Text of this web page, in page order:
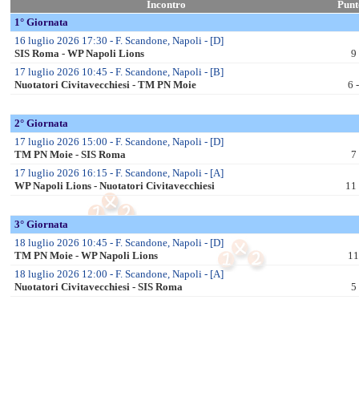
Rag Fem – F.val
Enti Promozione Sp.
CSEN
UISP
Tornei
Internazionali
Europei Mas.li 2026
Europei Fem.li 2026
Mondiali Mas.li 2025
Mondiali Fem.li 2025
Prossime Partite
Fasi Finali Giovanili
Giovanili
Enti Prom. Sportiva
Regioni